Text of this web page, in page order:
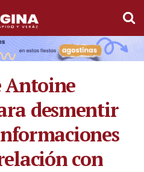
Antoine
desmentir
con